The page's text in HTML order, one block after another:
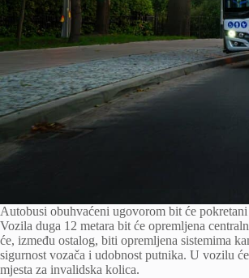
Autobusi obuhvaćeni ugovorom bit će
Vozila duga 12 metara bit će opremljena
će, između ostalog, biti opremljena sistemima
sigurnost vozača i udobnost putnika. U vozilu
mjesta za invalidska kolica.